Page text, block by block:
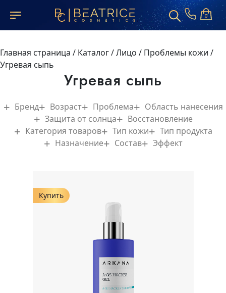
0
Главная страница / Каталог/Лицо / Проблемы кожи /
Угревая сыпь
Угревая сыпь
Бренд Возраст Проблема
Область нанесения
Защита от солнца
Восстановление
Категория товаров
Тип кожи
Тип продукта
Назначение
Состав Эффект
Купить